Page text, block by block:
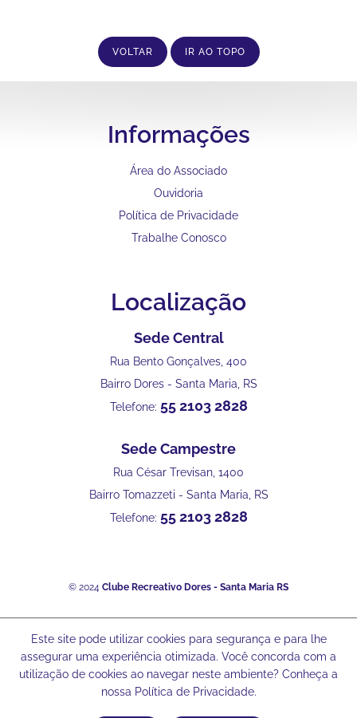
VOLTAR IR AO TOPO
Informações
Área do Associado
Ouvidoria
Política de Privacidade
Trabalhe Conosco
Localização
Sede Central
Rua Bento Gonçalves, 400
Bairro Dores - Santa Maria, RS
Telefone: 55 2103 2828
Sede Campestre
Rua César Trevisan, 1400
Bairro Tomazzeti - Santa Maria, RS
Telefone: 55 2103 2828
© 2024 Clube Recreativo Dores - Santa Maria RS
Este site pode utilizar cookies para segurança e para lhe
assegurar uma experiência otimizada. Você concorda com a
utilização de cookies ao navegar neste ambiente? Conheça a
nossa Política de Privacidade.